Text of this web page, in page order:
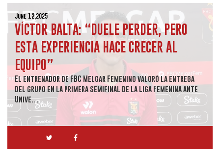
June 12,2025
VÍCTOR BALTA: “DUELE PERDER, PERO
ESTA EXPERIENCIA HACE CRECER AL
EQUIPO”
El entrenador de FBC Melgar Femenino valoró la entrega
del grupo en la primera semifinal de la Liga Femenina ante
Unive…